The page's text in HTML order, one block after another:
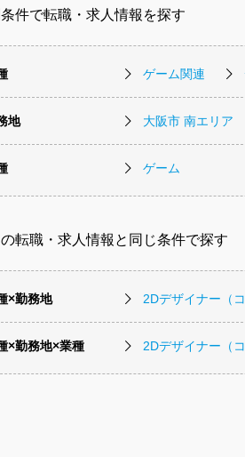
件で転職・求人情報を探す
ゲーム関連
地 大阪市 南エリア
ゲーム
の転職・求人情報と同じ条件で探す
×勤務地 2Dデザイナー（
×勤務地×業種 2Dデザイナー（